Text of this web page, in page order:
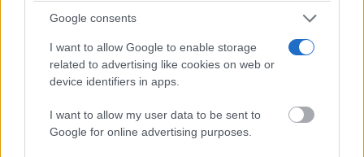
Google consents
I want to allow Google to enable storage
related to advertising like cookies on web or
device identifiers in apps.
I want to allow my user data to be sent to
Google for online advertising purposes.